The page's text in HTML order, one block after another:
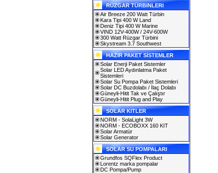
RÜZGAR TÜRBINLERI
Air Breeze 200 Watt Türbin
Kara Tipi 400 W Land
Deniz Tipi 400 W Marine
VIND 12V-400W / 24V-600W
300 Watt Rüzgar Türbini
Skystream 3.7 Southwest
HAZIR PAKET SİSTEMLER
Solar Enerji Paket Sistemler
Solar LED Aydınlatma Paket
Sistemleri
Solar Su Pompa Paket Sistemleri
Solar DC Buzdolabı / İlaç Dolabı
Güneyli-Hitit Tak ve Çalıştır
Güneyli-Hitit Plug and Play
SOLAR KITLER
NORM - SolaLight 3W
NORM - ECOBOXX 160 KIT
Solar Armatür
Solar Generator
SOLAR SU POMPALARI
Grundfos SQFlex Product
Lorentz marka pompalar
DC Pompa/Pump